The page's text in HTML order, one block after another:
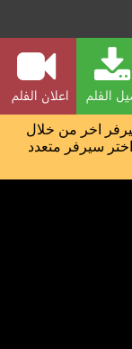
الفلم اعلان الفلم
اخر من خلال
سيرفر متعدد